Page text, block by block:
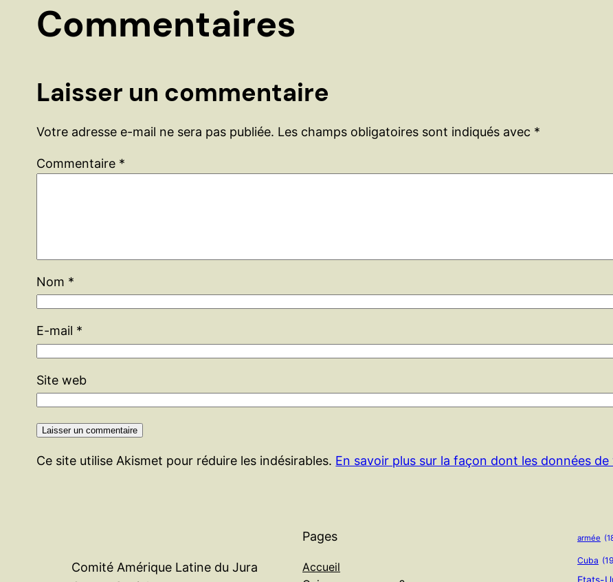
Commentaires
Laisser un commentaire
Votre adresse e-mail ne sera pas publiée. Les champs obligatoires sont indiqués avec *
Commentaire *
Nom *
E-mail *
Site web
Ce site utilise Akismet pour réduire les indésirables. En savoir plus sur la façon dont les données
Comité Amérique Latine du Jura
Pages
Accueil
armée
Cuba
Etats-